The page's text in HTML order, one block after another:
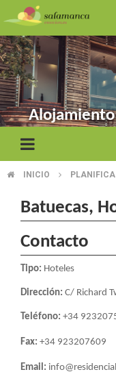
Pasar
al
contenido
principal
Alojamiento
SOBRESCRIBIR
ENLACES
DE
AYUDA
LA
NAVEGACIÓN
INICIO PLANIFICA
Batuecas,
Contacto
Tipo: Hoteles
Dirección: C/ Richard
Teléfono: +34
Fax: +34 923207609
Email: